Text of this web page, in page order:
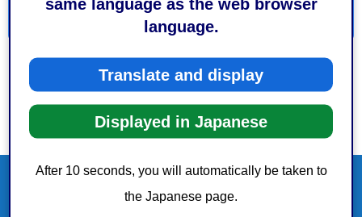
same language as the web browser
language.
Translate and display
Displayed in Japanese
After 10 seconds, you will automatically be taken to
the Japanese page.